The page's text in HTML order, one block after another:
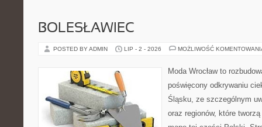
BOLESŁAWIEC
POSTED BY ADMIN LIP - 2 - 2026 MOŻLIWOŚĆ
Moda Wrocław to
poświęcony odkrywaniu
Śląsku, ze szczególnym
oraz regionów, które